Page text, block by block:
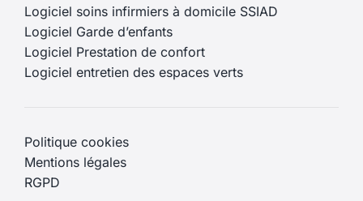
Logiciel soins infirmiers à domicile SSIAD
Logiciel Garde d’enfants
Logiciel Prestation de confort
Logiciel entretien des espaces verts
Politique cookies
Mentions légales
RGPD